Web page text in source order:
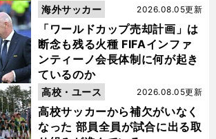
「ワールドカップ売却計画」は
断念も残る火種 FIFAインファ
ンティーノ会長体制に何が起き
ているのか
2026.08.05更新
海外サッカー
高校サッカーから補欠がいなく
なった 部員全員が試合に出る取
2026.08.05更新
高校・ユース